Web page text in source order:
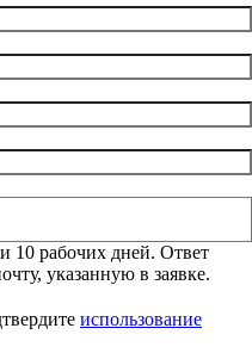
10 рабочих дней. Ответ
указанную в заявке.
использование